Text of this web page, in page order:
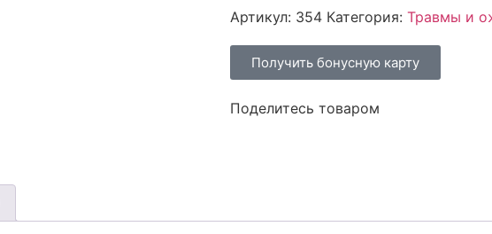
Артикул: 354 Категория: Травмы и
Получить бонусную карту
Поделитесь товаром